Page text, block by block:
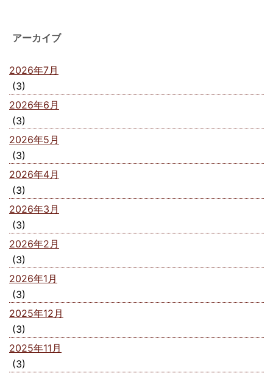
アーカイブ
2026年7月
(3)
2026年6月
(3)
2026年5月
(3)
2026年4月
(3)
2026年3月
(3)
2026年2月
(3)
2026年1月
(3)
2025年12月
(3)
2025年11月
(3)